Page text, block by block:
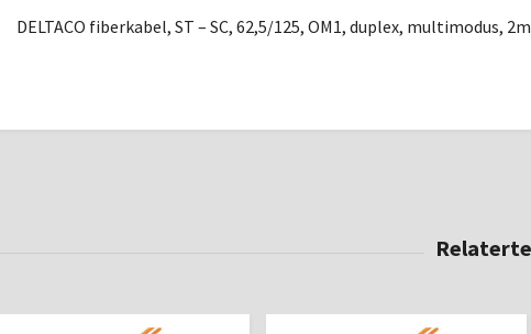
DELTACO fiberkabel, ST – SC, 62,5/125, OM1, duplex, multimodus, 2m